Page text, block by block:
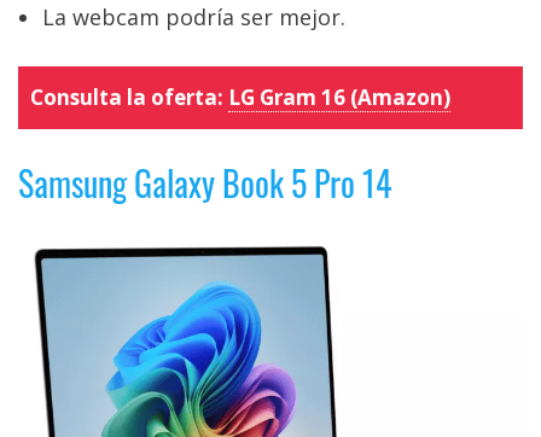
La webcam podría ser mejor.
Consulta la oferta: LG Gram 16 (Amazon)
Samsung Galaxy Book 5 Pro 14